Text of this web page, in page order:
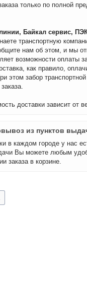
только по полной
Байкал сервис,
транспортную
нам об этом, и мы
возможности оплаты
как правило,
этом забор
доставки зависит от
из пунктов
в каждом городе у нас
Вы можете любым
заказа в корзине.